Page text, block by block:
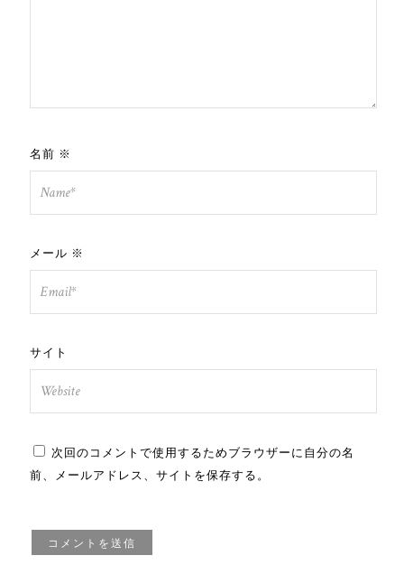
名前 ※
メール ※
サイト
次回のコメントで使用するためブラウザーに自分の名
前、メールアドレス、サイトを保存する。